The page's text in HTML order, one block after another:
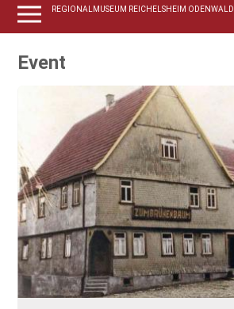
REGIONALMUSEUM REICHELSHEIM ODENWALD
Event